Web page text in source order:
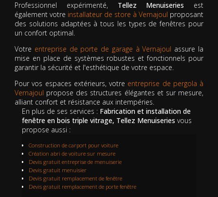
Professionnel expérimenté, Tellez Menuiseries est
également votre installateur de store à Vernajoul proposant
des solutions adaptées à tous les types de fenêtres pour
un confort optimal.
Votre entreprise de porte de garage à Vernajoul assure la
mise en place de systèmes robustes et fonctionnels pour
garantir la sécurité et l'esthétique de votre espace.
Pour vos espaces extérieurs, votre entreprise de pergola à
Vernajoul propose des structures élégantes et sur mesure,
alliant confort et résistance aux intempéries.
En plus de ses services : Fabrication et installation de
fenêtre en bois triple vitrage, Tellez Menuiseries vous
propose aussi :
Construction de carport pour voiture
Création abri de voiture sur mesure
Devis gratuit entreprise de menuiserie
Devis gratuit menuisier
Devis gratuit remplacement de fenêtre
Devis gratuit remplacement de porte fenêtre